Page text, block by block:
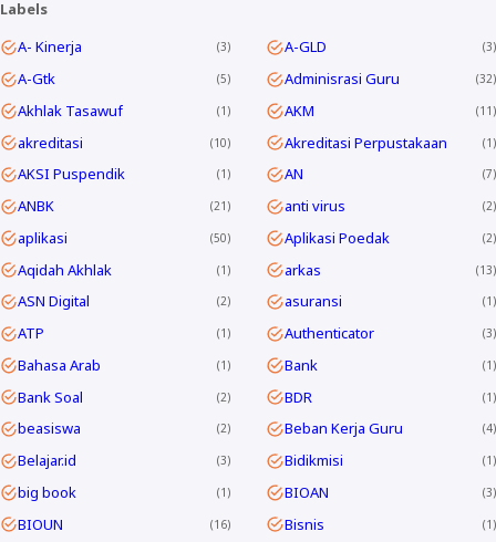
Labels
A- Kinerja
3 A-GLD 3
A-Gtk 5 Adminisrasi Guru 32
Akhlak Tasawuf 1 AKM 11
akreditasi 10 Akreditasi Perpustakaan 1
AKSI Puspendik 1 AN 7
ANBK 21 anti virus 2
aplikasi 50 Aplikasi Poedak 2
Aqidah Akhlak 1 arkas 13
ASN Digital 2 asuransi 1
ATP 1 Authenticator 3
Bahasa Arab 1 Bank 1
Bank Soal 2 BDR 1
beasiswa 2 Beban Kerja Guru 4
Belajar.id 3 Bidikmisi 1
big book 1 BIOAN 3
BIOUN 16 Bisnis 1